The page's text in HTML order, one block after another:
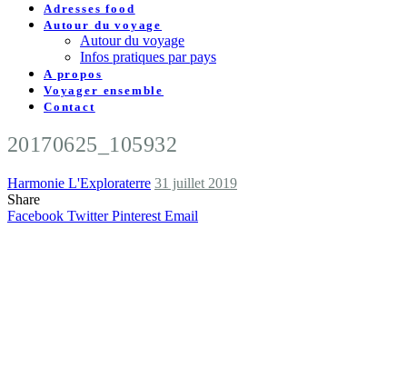
Adresses food
Autour du voyage
Autour du voyage
Infos pratiques par pays
A propos
Voyager ensemble
Contact
20170625_105932
Harmonie L'Exploraterre 31 juillet 2019
Share
Facebook Twitter Pinterest Email